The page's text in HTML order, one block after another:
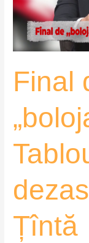
Final
Țîntă
–
Drept
la